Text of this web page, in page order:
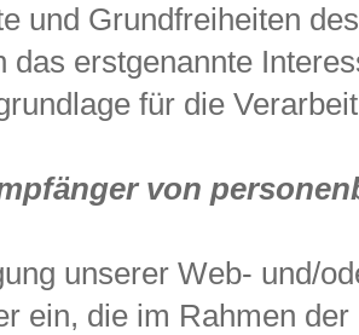
und Grundfreiheiten des
das erstgenannte
für die
von
unserer Web- und/
ein, die im Rahmen